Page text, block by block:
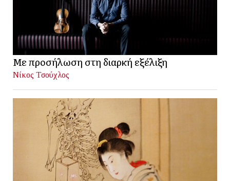
Με προσήλωση στη διαρκή εξέλιξη
Νίκος Τσούχλος